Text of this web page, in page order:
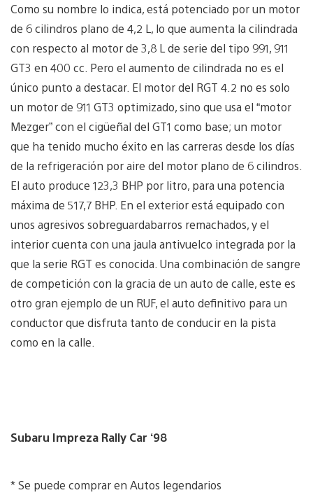
Como su nombre lo indica, está potenciado por un motor
de 6 cilindros plano de 4,2 L, lo que aumenta la cilindrada
con respecto al motor de 3,8 L de serie del tipo 991, 911
GT3 en 400 cc. Pero el aumento de cilindrada no es el
único punto a destacar. El motor del RGT 4.2 no es solo
un motor de 911 GT3 optimizado, sino que usa el “motor
Mezger” con el cigüeñal del GT1 como base; un motor
que ha tenido mucho éxito en las carreras desde los días
de la refrigeración por aire del motor plano de 6 cilindros.
El auto produce 123,3 BHP por litro, para una potencia
máxima de 517,7 BHP. En el exterior está equipado con
unos agresivos sobreguardabarros remachados, y el
interior cuenta con una jaula antivuelco integrada por la
que la serie RGT es conocida. Una combinación de sangre
de competición con la gracia de un auto de calle, este es
otro gran ejemplo de un RUF, el auto definitivo para un
conductor que disfruta tanto de conducir en la pista
como en la calle.
Subaru Impreza Rally Car ‘98
* Se puede comprar en Autos legendarios